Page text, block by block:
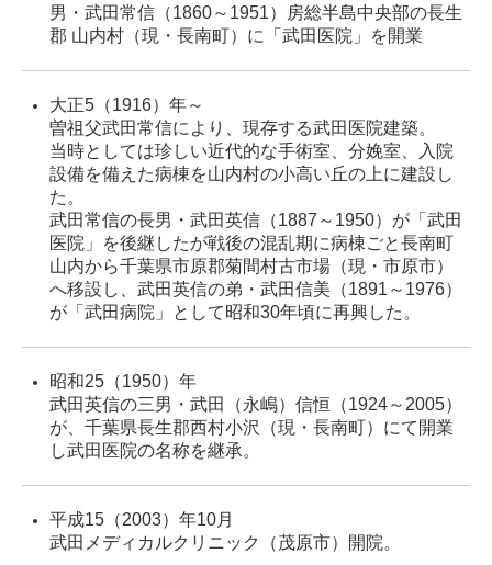
男・武田常信（1860～1951）房総半島中央部の長生
郡 山内村（現・長南町）に「武田医院」を開業
大正5（1916）年～
曽祖父武田常信により、現存する武田医院建築。
当時としては珍しい近代的な手術室、分娩室、入院
設備を備えた病棟を山内村の小高い丘の上に建設し
た。
武田常信の長男・武田英信（1887～1950）が「武田
医院」を後継したが戦後の混乱期に病棟ごと長南町
山内から千葉県市原郡菊間村古市場（現・市原市）
へ移設し、武田英信の弟・武田信美（1891～1976）
が「武田病院」として昭和30年頃に再興した。
昭和25（1950）年
武田英信の三男・武田（永嶋）信恒（1924～2005）
が、千葉県長生郡西村小沢（現・長南町）にて開業
し武田医院の名称を継承。
平成15（2003）年10月
武田メディカルクリニック（茂原市）開院。